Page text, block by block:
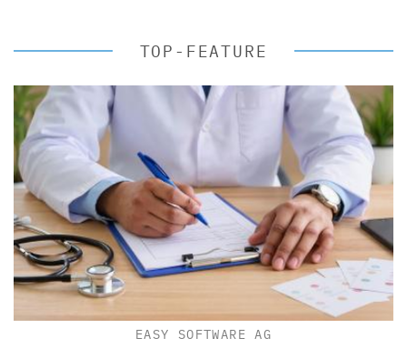
TOP-FEATURE
EASY SOFTWARE AG